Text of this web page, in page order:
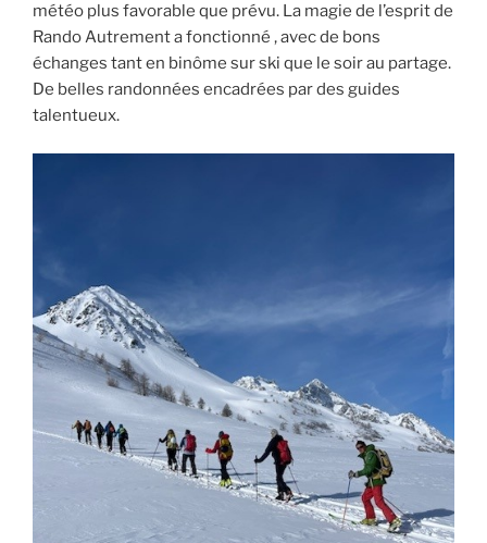
météo plus favorable que prévu. La magie de l’esprit de
Rando Autrement a fonctionné , avec de bons
échanges tant en binôme sur ski que le soir au partage.
De belles randonnées encadrées par des guides
talentueux.